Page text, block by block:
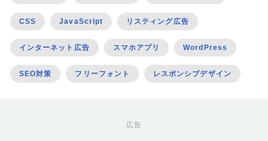
CSS JavaScript リスティング広告
インターネット広告 スマホアプリ WordPress
SEO対策 フリーフォント レスポンシブデザイン
広告